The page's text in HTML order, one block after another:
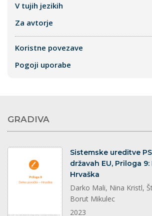
V tujih jezikih
Za avtorje
Koristne povezave
Pogoji uporabe
GRADIVA
dokument
Sistemske ureditve
državah EU, Priloga
Hrvaška
Darko Mali, Nina Kristl,
Borut Mikulec
2023